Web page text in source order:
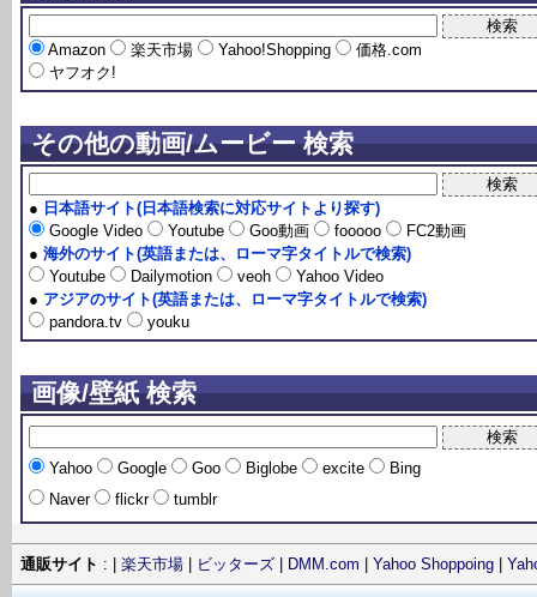
Amazon 楽天市場 Yahoo!Shopping
価格.com
ヤフオク!
その他の動画/ムービー 検索
● 日本語サイト(日本語検索に対応サイトより探す)
Google Video
Youtube Goo動画 fooooo
FC2動画
● 海外のサイト(英語または、ローマ字タイトルで検索)
Youtube
Dailymotion veoh
Yahoo Video
● アジアのサイト(英語または、ローマ字タイトルで検索)
pandora.tv
youku
画像/壁紙 検索
Yahoo Google Goo Biglobe excite
Bing
Naver
flickr tumblr
通販サイト : | 楽天市場 ビッターズ DMM.com Yahoo Shoppoing